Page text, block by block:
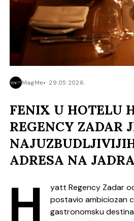
MagMe 29.05.2026.
FENIX U HOTELU
REGENCY ZADAR
ADRESA NA
H
yatt Regency Zadar
postavio ambiciozan
gastronomsku